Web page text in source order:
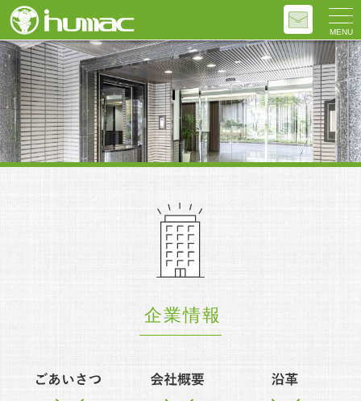
企業情報
MENU